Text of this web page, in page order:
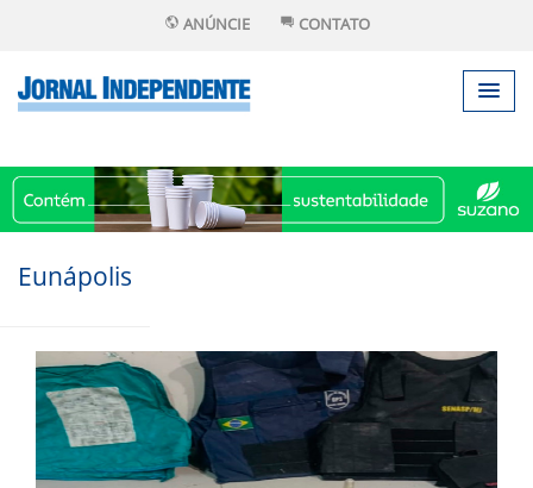
ANÚNCIE CONTATO
Eunápolis